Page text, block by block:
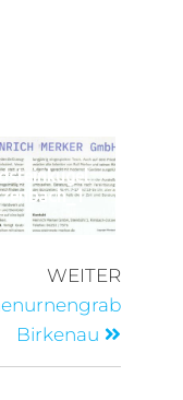
WEITER
Birkenau